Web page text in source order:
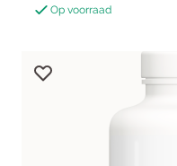
Op voorraad